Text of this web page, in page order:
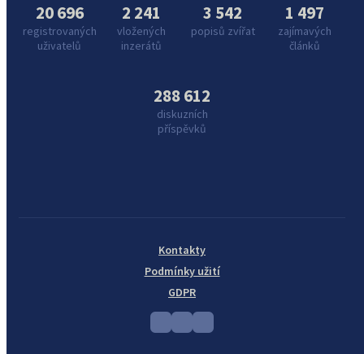
20 696
registrovaných
uživatelů
2 241
vložených
inzerátů
3 542
popisů zvířat
1 497
zajímavých
článků
288 612
diskuzních
příspěvků
Kontakty
Podmínky užití
GDPR